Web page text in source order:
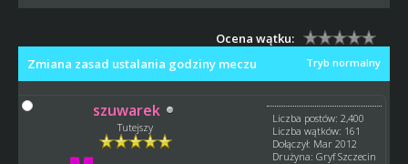
Ocena wątku:
Tryb normalny
Zmiana zasad ustalania godziny meczu
szuwarek
Tutejszy
Liczba postów: 2,400
Liczba wątków: 161
Dołączył: Mar 2012
Drużyna: Gryf Szczecin